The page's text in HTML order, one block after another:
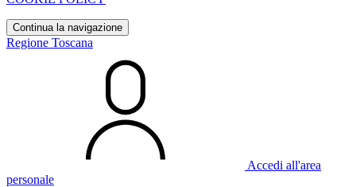
Continua la navigazione
Regione Toscana
Accedi all'area
personale